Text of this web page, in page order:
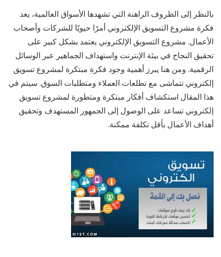
مشروع
تسويق
الكتروني
بالنظر إلى الظروف الراهنة التي تشهدها الأسواق العالمية، يعد
فكرة مشروع التسويق الإلكتروني أمرًا حيويًا للشركات وأصحاب
الأعمال. مشروع التسويق الإلكتروني يعتمد بشكل كبير على
تحقيق النجاح في بيئة الإنترنت واستهداف الجماهير عبر الوسائل
الرقمية. ومن هنا يبرز أهمية وجود فكرة مبتكرة لمشروع تسويق
إلكتروني تتماشى مع تطلعات العملاء ومتطلبات السوق. سيتم في
هذا المقال استكشاف أفكار مبتكرة ومتطورة لمشروع تسويق
إلكتروني تساعد على الوصول إلى الجمهور المستهدف وتحقيق
أهداف الأعمال بأقل تكلفة ممكنة.